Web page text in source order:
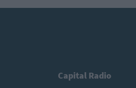
Capital Radio